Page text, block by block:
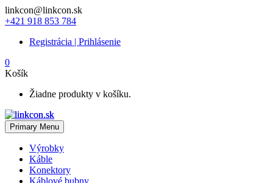
linkcon@linkcon.sk
+421 918 853 784
Registrácia | Prihlásenie
0
Košík
Žiadne produkty v košíku.
Primary Menu
Výrobky
Káble
Konektory
Káblové bubny